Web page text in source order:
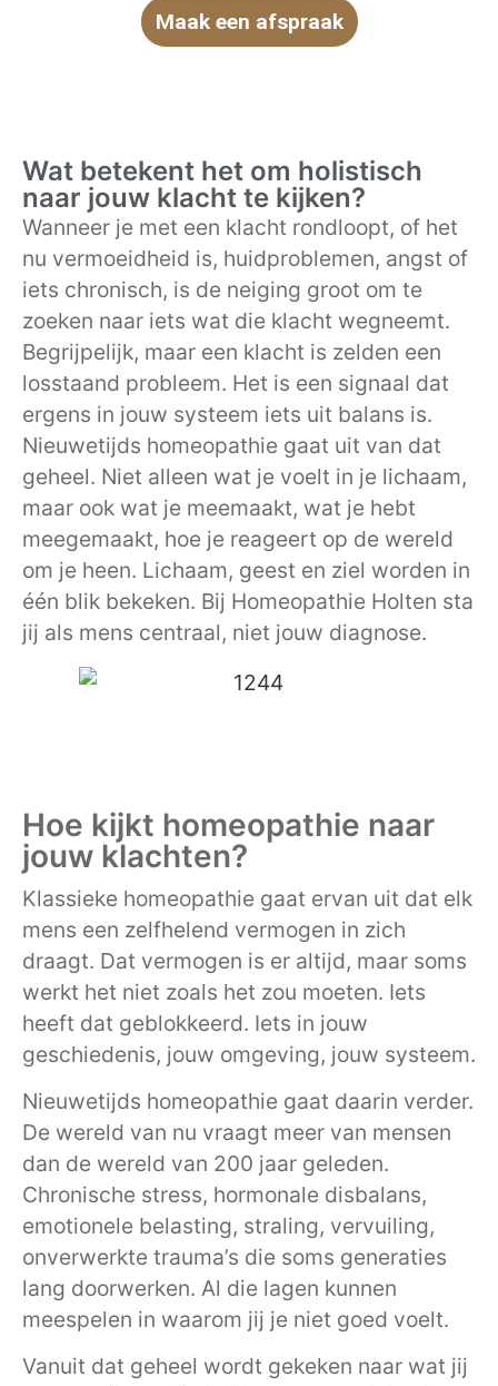
Maak een afspraak
Wat betekent het om holistisch
naar jouw klacht te kijken?
Wanneer je met een klacht rondloopt, of het
nu vermoeidheid is, huidproblemen, angst of
iets chronisch, is de neiging groot om te
zoeken naar iets wat die klacht wegneemt.
Begrijpelijk, maar een klacht is zelden een
losstaand probleem. Het is een signaal dat
ergens in jouw systeem iets uit balans is.
Nieuwetijds homeopathie gaat uit van dat
geheel. Niet alleen wat je voelt in je lichaam,
maar ook wat je meemaakt, wat je hebt
meegemaakt, hoe je reageert op de wereld
om je heen. Lichaam, geest en ziel worden in
één blik bekeken. Bij Homeopathie Holten sta
jij als mens centraal, niet jouw diagnose.
Hoe kijkt homeopathie naar
jouw klachten?
Klassieke homeopathie gaat ervan uit dat elk
mens een zelfhelend vermogen in zich
draagt. Dat vermogen is er altijd, maar soms
werkt het niet zoals het zou moeten. Iets
heeft dat geblokkeerd. Iets in jouw
geschiedenis, jouw omgeving, jouw systeem.
Nieuwetijds homeopathie gaat daarin verder.
De wereld van nu vraagt meer van mensen
dan de wereld van 200 jaar geleden.
Chronische stress, hormonale disbalans,
emotionele belasting, straling, vervuiling,
onverwerkte trauma’s die soms generaties
lang doorwerken. Al die lagen kunnen
meespelen in waarom jij je niet goed voelt.
Vanuit dat geheel wordt gekeken naar wat jij